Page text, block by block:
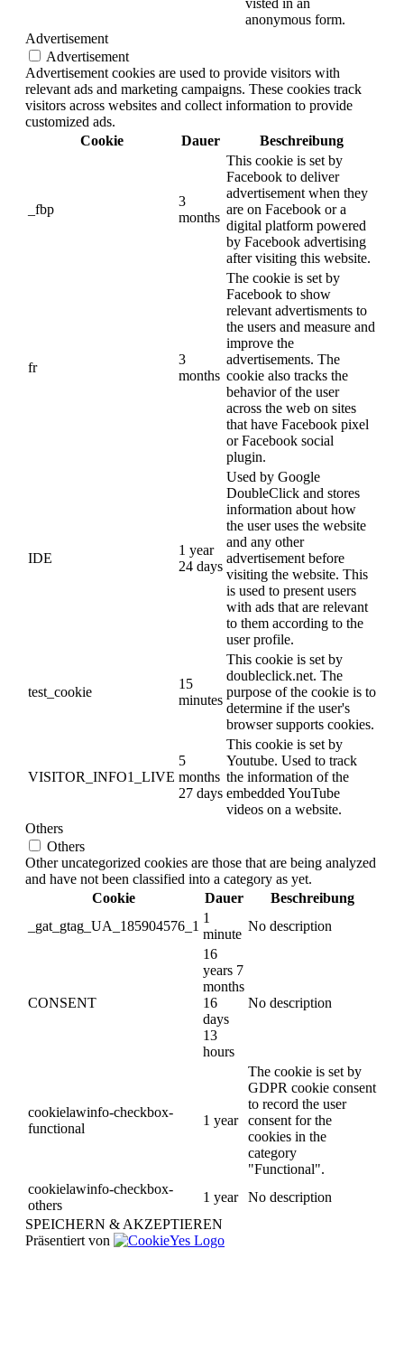
visted in an
anonymous form.
Advertisement
Advertisement
Advertisement cookies are used to provide visitors with
relevant ads and marketing campaigns. These cookies track
visitors across websites and collect information to provide
customized ads.
Cookie
Dauer Beschreibung
_fbp
3
months
This cookie is set by
Facebook to deliver
advertisement when they
are on Facebook or a
digital platform powered
by Facebook advertising
after visiting this website.
fr
3
months
The cookie is set by
Facebook to show
relevant advertisments to
the users and measure and
improve the
advertisements. The
cookie also tracks the
behavior of the user
across the web on sites
that have Facebook pixel
or Facebook social
plugin.
IDE
1 year
24 days
Used by Google
DoubleClick and stores
information about how
the user uses the website
and any other
advertisement before
visiting the website. This
is used to present users
with ads that are relevant
to them according to the
user profile.
test_cookie
15
minutes
This cookie is set by
doubleclick.net. The
purpose of the cookie is to
determine if the user's
browser supports cookies.
VISITOR_INFO1_LIVE
5
months
27 days
This cookie is set by
Youtube. Used to track
the information of the
embedded YouTube
videos on a website.
Others
Others
Other uncategorized cookies are those that are being analyzed
and have not been classified into a category as yet.
Cookie
Dauer
Beschreibung
_gat_gtag_UA_185904576_1
1
minute
No description
CONSENT
16
years 7
months
16
days
13
hours
No description
cookielawinfo-checkbox-
functional
1 year
The cookie is set by
GDPR cookie consent
to record the user
consent for the
cookies in the
category
"Functional".
cookielawinfo-checkbox-
others
1 year
No description
SPEICHERN & AKZEPTIEREN
Präsentiert von